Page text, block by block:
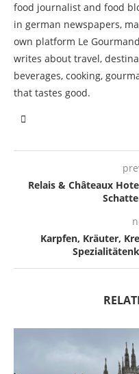
food journalist and food
in german newspapers,
own platform Le
writes about travel,
beverages, cooking,
that tastes good.
Relais & Châteaux
Karpfen, Kräuter,